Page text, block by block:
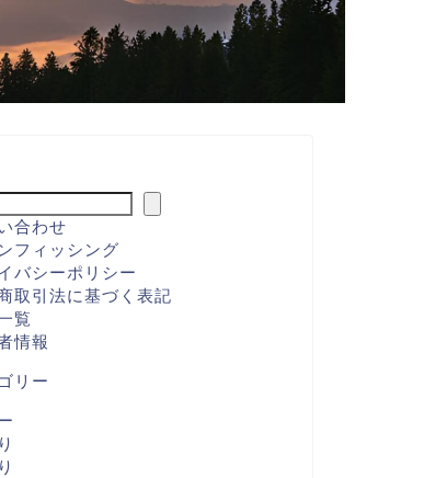
合わせ
フィッシング
バシーポリシー
取引法に基づく表記
覧
情報
リー